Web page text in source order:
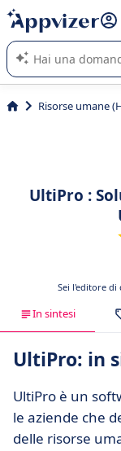
righe con
shift +
L'IA di Appvizer vi
software SaaS per
Risorse umane
UltiPro :
Sei l'editore di
In sintesi
UltiPro: in
UltiPro è un
le aziende che
delle risorse